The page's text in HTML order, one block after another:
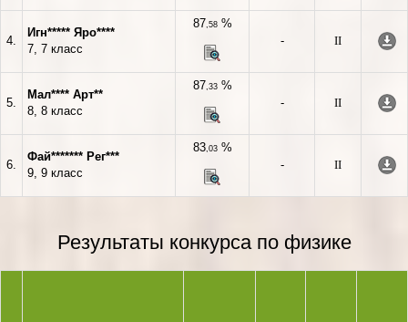
4.
Игн***** Яро****
7, 7 класс
87,58%
-
II
5.
Мал**** Арт**
8, 8 класс
87,33%
-
II
6.
Фай******* Рег***
9, 9 класс
83,03%
-
II
Результаты конкурса по физике